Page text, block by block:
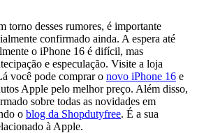
torno desses rumores, é importante
confirmado ainda. A espera até
o iPhone 16 é difícil, mas
e especulação. Visite a loja
você pode comprar o novo iPhone 16 e
Apple pelo melhor preço. Além disso,
sobre todas as novidades em
o blog da Shopdutyfree. É a sua
à Apple.